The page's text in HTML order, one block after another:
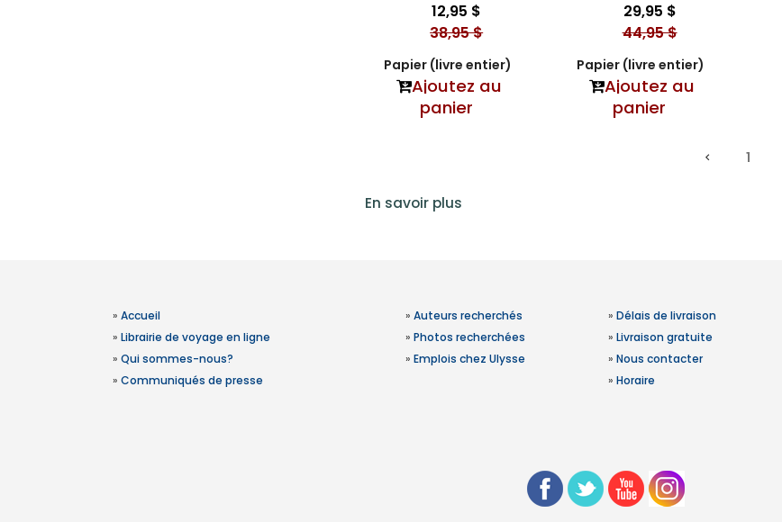
12,95 $
38,95 $
Papier (livre entier)
Ajoutez au
panier
29,95 $
44,95 $
Papier (livre entier)
Ajoutez au
panier
1
En savoir plus
» Accueil
» Librairie de voyage en ligne
» Qui sommes-nous?
» Communiqués de presse
» Auteurs recherchés
» Photos recherchées
» Emplois chez Ulysse
» Délais de livraison
» Livraison gratuite
» Nous contacter
» Horaire